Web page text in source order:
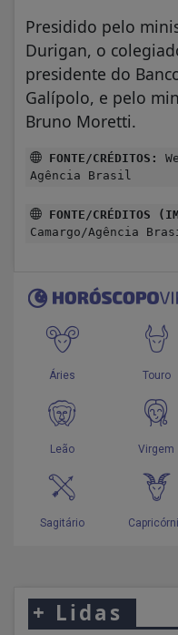
Presidido pelo
Durigan, o
presidente do
Galípolo, e pelo
Bruno Moretti.
FONTE/CRÉDITOS:
Agência Brasil
FONTE/CRÉDITOS
Camargo/Agência
+ Lidas